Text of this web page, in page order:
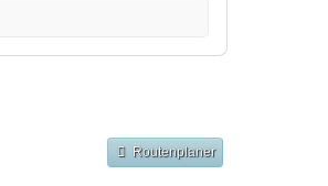
Routenplaner